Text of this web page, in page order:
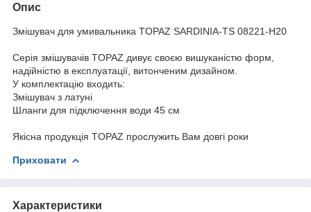
Опис
Змішувач для умивальника TOPAZ SARDINIA-TS 08221-H20
Серія змішувачів TOPAZ дивує своєю вишуканістю форм,
надійністю в експлуатації, витонченим дизайном.
У комплектацію входить:
Змішувач з латуні
Шланги для підключення води 45 см
Якісна продукція TOPAZ прослужить Вам довгі роки
Приховати
Характеристики